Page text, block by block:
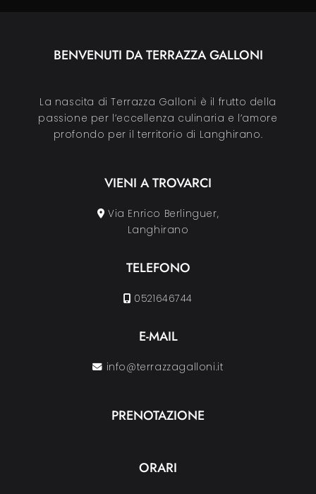
BENVENUTI DA TERRAZZA GALLONI
La nascita di Terrazza Galloni è il frutto della
passione per l’eccellenza culinaria e l’amore
profondo per il territorio di Langhirano.
VIENI A TROVARCI
Via Enrico Berlinguer,
Langhirano
TELEFONO
0521646744
E-MAIL
info@terrazzagalloni.it
PRENOTAZIONE
ORARI